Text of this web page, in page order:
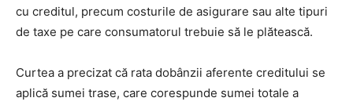
cu creditul, precum costurile de asigurare sau alte tipuri
de taxe pe care consumatorul trebuie să le plătească.
Curtea a precizat că rata dobânzii aferente creditului se
aplică sumei trase, care corespunde sumei totale a